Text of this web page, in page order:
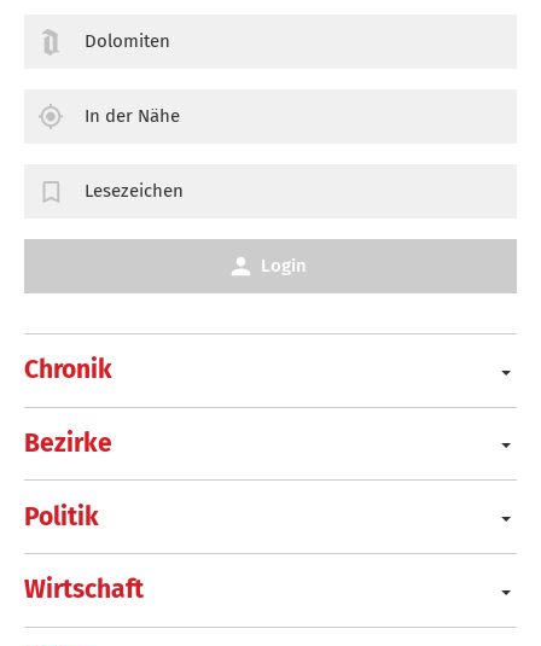
Chronik
Bezirke
Politik
Wirtschaft
Dolomiten
In der Nähe
Lesezeichen
Login